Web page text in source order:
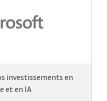
investissements en
et en IA